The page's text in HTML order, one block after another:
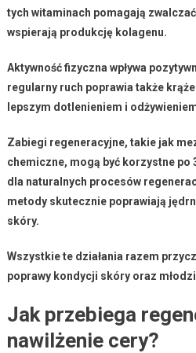
tych witaminach pomagają
wspierają produkcję kolagenu.
Aktywność fizyczna wpływa
regularny ruch poprawia także
lepszym dotlenieniem i
Zabiegi regeneracyjne, takie jak
chemiczne, mogą być korzystne po
dla naturalnych procesów
metody skutecznie poprawiają
skóry.
Wszystkie te działania razem
poprawy kondycji skóry oraz
Jak przebiega
nawilżenie cery?